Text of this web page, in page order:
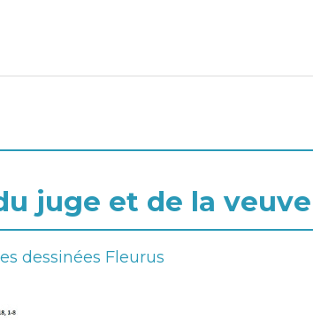
juge et de la veuve
dessinées Fleurus